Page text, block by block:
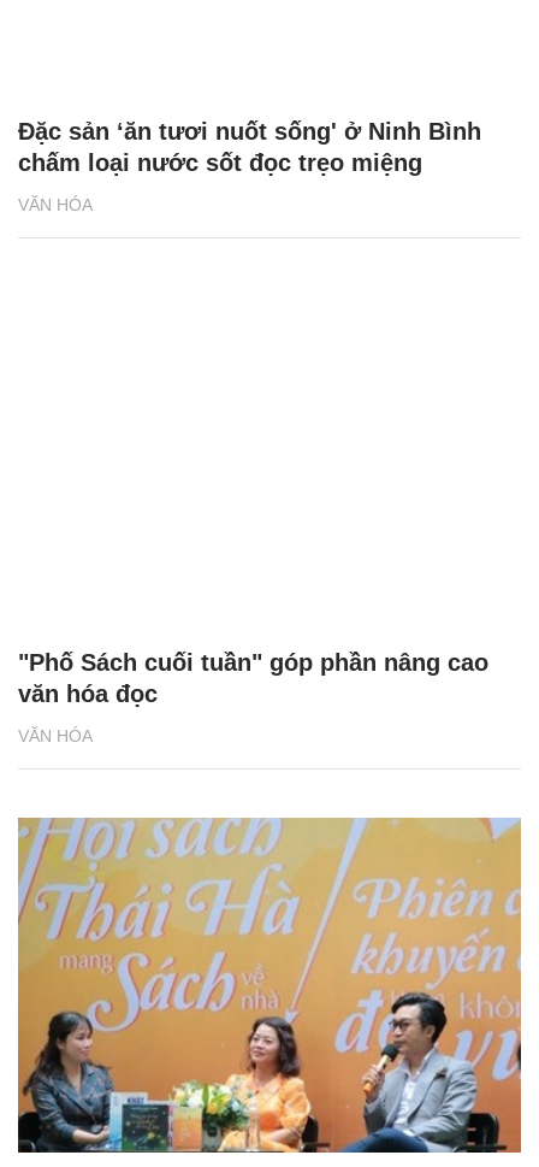
VĂN HÓA
Đặc sản ‘ăn tươi nuốt sống' ở Ninh Bình
chấm loại nước sốt đọc trẹo miệng
VĂN HÓA
"Phố Sách cuối tuần" góp phần nâng cao
văn hóa đọc